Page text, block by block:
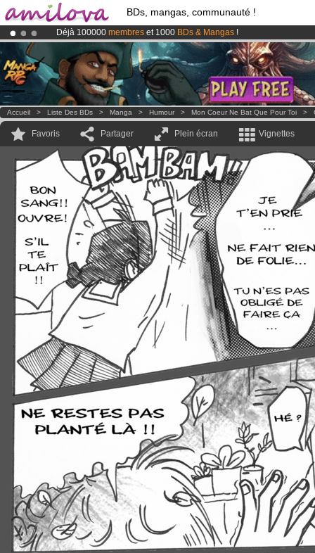
BDs, mangas, communauté !
Déjà 100000 membres et 1000 BDs & Mangas !
LeKickstarter Amilova est désormais lancé!.
Abonnement premium: à partir de
3.95 eurospar mois !Clique ici
Accueil > Liste Des BDs > Manga > Humour > Mon Coeur Ne Bat Que Pour Toi >
Favoris Partager Plein écran Vignettes